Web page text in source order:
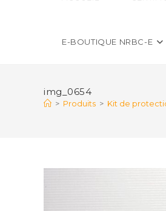
E-BOUTIQUE NRBC-E
img_0654
> Produits > Kit de